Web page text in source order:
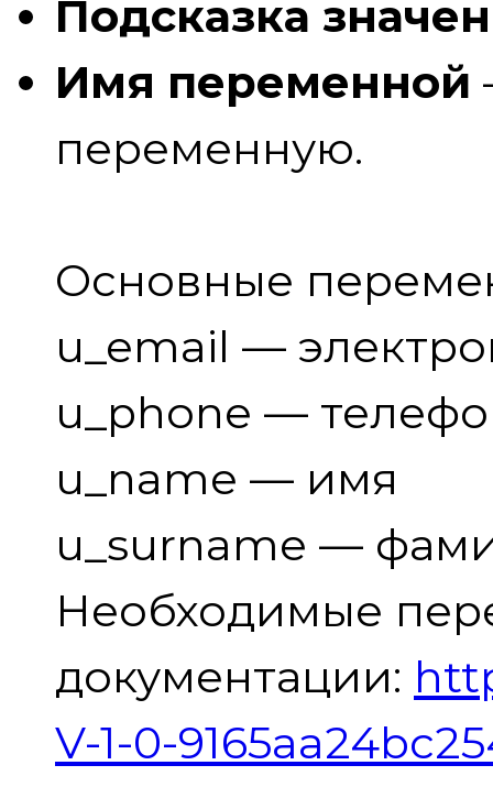
Подсказка
Имя переменной
переменную.
Основные
u_email —
u_phone —
u_name — имя
u_surname —
Необходимые
документации:
V-1-0-